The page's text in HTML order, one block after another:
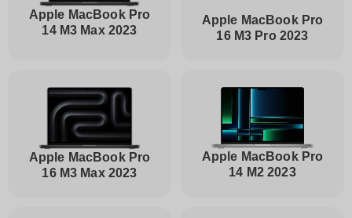
Apple MacBook Pro
14 M3 Max 2023
Apple MacBook Pro
16 M3 Pro 2023
Apple MacBook Pro
16 M3 Max 2023
Apple MacBook Pro
14 M2 2023